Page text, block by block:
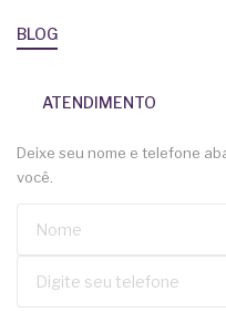
BLOG
ATENDIMENTO
Deixe seu nome e telefone
você.